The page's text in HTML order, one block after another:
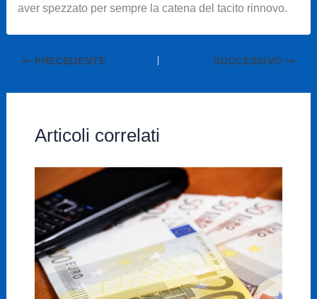
aver spezzato per sempre la catena del tacito rinnovo.
PRECEDENTE SUCCESSIVO
Articoli correlati